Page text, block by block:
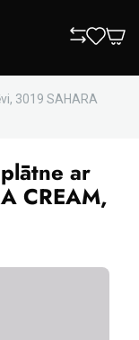
3019 SAHARA
ar
CREAM,